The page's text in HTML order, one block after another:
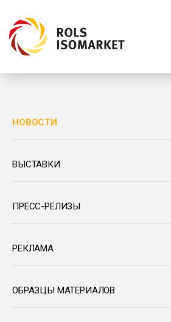
НОВОСТИ
ВЫСТАВКИ
ПРЕСС-РЕЛИЗЫ
РЕКЛАМА
ОБРАЗЦЫ МАТЕРИАЛОВ